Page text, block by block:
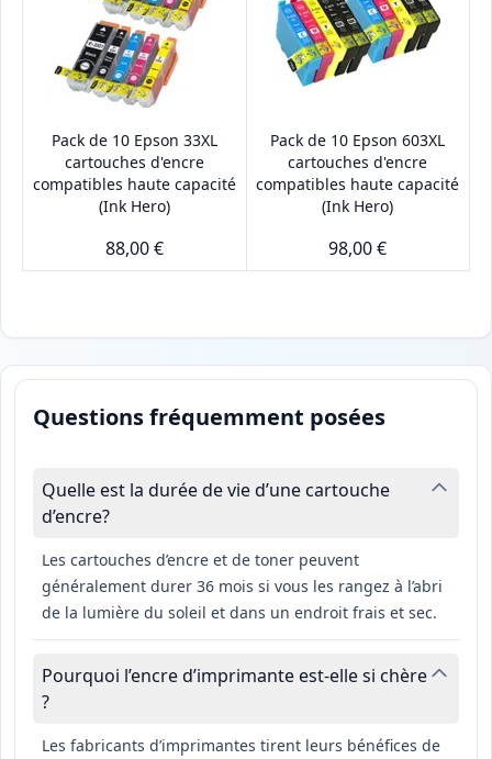
Pack de 10 Epson 33XL
cartouches d'encre
compatibles haute capacité
(Ink Hero)
88,00 €
Pack de 10 Epson 603XL
cartouches d'encre
compatibles haute capacité
(Ink Hero)
98,00 €
Questions fréquemment posées
Quelle est la durée de vie d’une cartouche
d’encre?
Les cartouches d’encre et de toner peuvent
généralement durer 36 mois si vous les rangez à l’abri
de la lumière du soleil et dans un endroit frais et sec.
Pourquoi l’encre d’imprimante est-elle si chère
?
Les fabricants d’imprimantes tirent leurs bénéfices de